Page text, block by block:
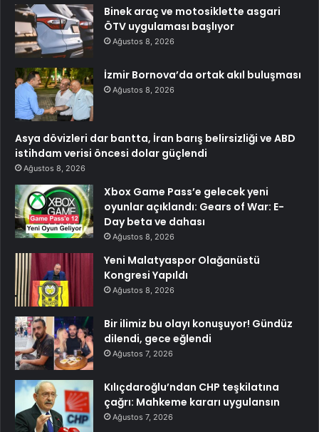
Binek araç ve motosiklette asgari
ÖTV uygulaması başlıyor
Ağustos 8, 2026
İzmir Bornova’da ortak akıl buluşması
Ağustos 8, 2026
Asya dövizleri dar bantta, İran barış belirsizliği ve ABD
istihdam verisi öncesi dolar güçlendi
Ağustos 8, 2026
Xbox Game Pass’e gelecek yeni
oyunlar açıklandı: Gears of War: E-
Day beta ve dahası
Ağustos 8, 2026
Yeni Malatyaspor Olağanüstü
Kongresi Yapıldı
Ağustos 8, 2026
Bir ilimiz bu olayı konuşuyor! Gündüz
dilendi, gece eğlendi
Ağustos 7, 2026
Kılıçdaroğlu’ndan CHP teşkilatına
çağrı: Mahkeme kararı uygulansın
Ağustos 7, 2026